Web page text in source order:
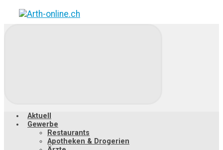
Zum
Hauptinhalt
Aktuell
Gewerbe
Restaurants
Apotheken & Drogerien